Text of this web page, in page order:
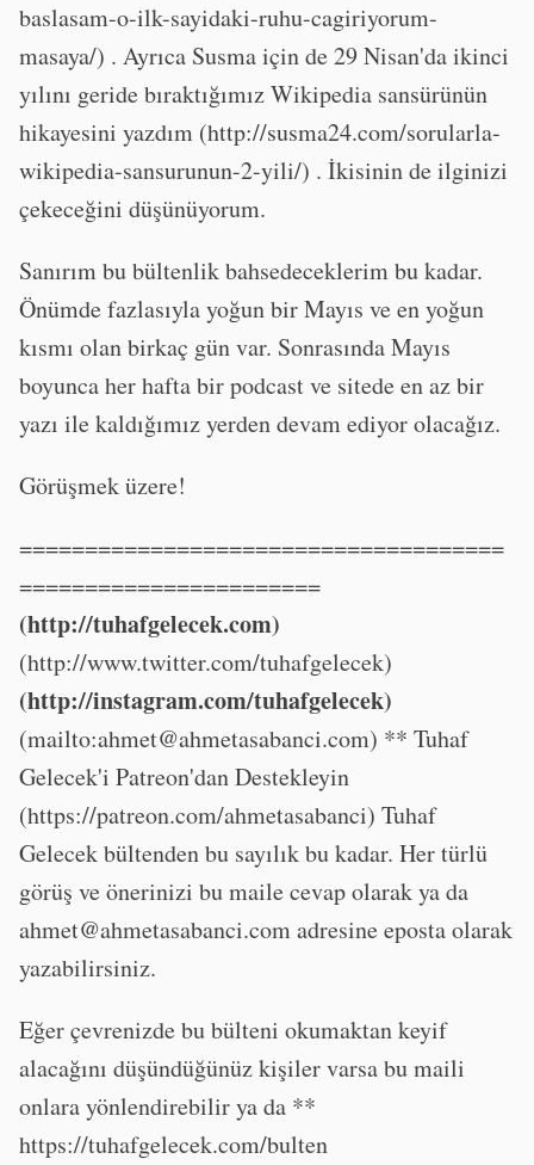
baslasam-o-ilk-sayidaki-ruhu-cagiriyorum-
masaya/) . Ayrıca Susma için de 29 Nisan'da ikinci
yılını geride bıraktığımız Wikipedia sansürünün
hikayesini yazdım (http://susma24.com/sorularla-
wikipedia-sansurunun-2-yili/) . İkisinin de ilginizi
çekeceğini düşünüyorum.
Sanırım bu bültenlik bahsedeceklerim bu kadar.
Önümde fazlasıyla yoğun bir Mayıs ve en yoğun
kısmı olan birkaç gün var. Sonrasında Mayıs
boyunca her hafta bir podcast ve sitede en az bir
yazı ile kaldığımız yerden devam ediyor olacağız.
Görüşmek üzere!
=====================================
=======================
(http://tuhafgelecek.com)
(http://www.twitter.com/tuhafgelecek)
(http://instagram.com/tuhafgelecek)
(mailto:ahmet@ahmetasabanci.com) ** Tuhaf
Gelecek'i Patreon'dan Destekleyin
(https://patreon.com/ahmetasabanci) Tuhaf
Gelecek bültenden bu sayılık bu kadar. Her türlü
görüş ve önerinizi bu maile cevap olarak ya da
ahmet@ahmetasabanci.comadresine eposta olarak
yazabilirsiniz.
Eğer çevrenizde bu bülteni okumaktan keyif
alacağını düşündüğünüz kişiler varsa bu maili
onlara yönlendirebilir ya da **
https://tuhafgelecek.com/bulten